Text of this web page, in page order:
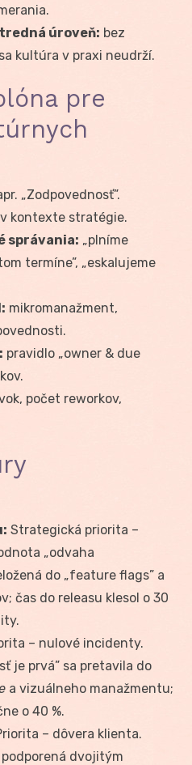
úroveň: bez
kultúra v praxi neudrží.
pre
„Zodpovednosť”.
kontexte stratégie.
správania: „plníme
termíne”, „eskalujeme
mikromanažment,
pravidlo „owner & due
počet reworkov,
Strategická priorita –
„odvaha
do „feature flags” a
čas do releasu klesol o 30
– nulové incidenty.
je prvá” sa pretavila do
a vizuálneho manažmentu;
o 40 %.
– dôvera klienta.
dvojitým